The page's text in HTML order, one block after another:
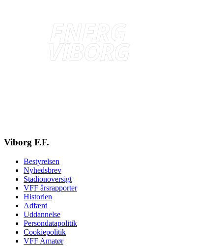
Viborg F.F.
Bestyrelsen
Nyhedsbrev
Stadionoversigt
VFF årsrapporter
Historien
Adfærd
Uddannelse
Persondatapolitik
Cookiepolitik
VFF Amatør